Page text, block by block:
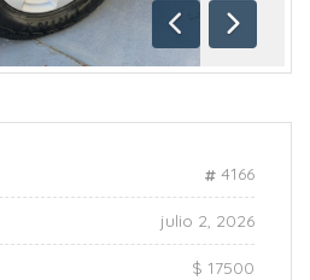
Anterior
4166
julio 2, 2026
$ 17500